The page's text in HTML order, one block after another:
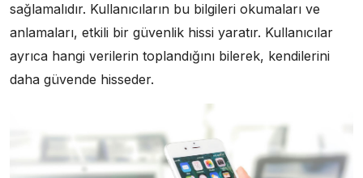
sağlamalıdır. Kullanıcıların bu bilgileri okumaları ve
anlamaları, etkili bir güvenlik hissi yaratır. Kullanıcılar
ayrıca hangi verilerin toplandığını bilerek, kendilerini
daha güvende hisseder.